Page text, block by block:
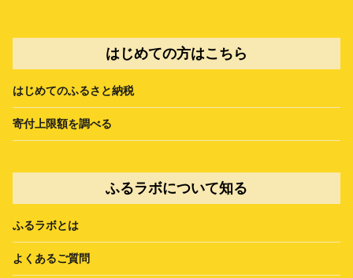
はじめての方はこちら
はじめてのふるさと納税
寄付上限額を調べる
ふるラボについて知る
ふるラボとは
よくあるご質問